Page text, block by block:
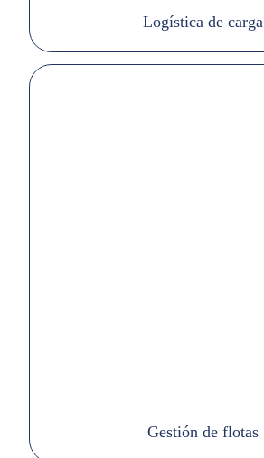
Logística de carga
Gestión de flotas